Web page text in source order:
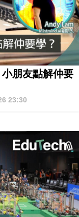
小朋友點解仲要
23:30